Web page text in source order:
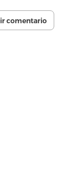
comentario